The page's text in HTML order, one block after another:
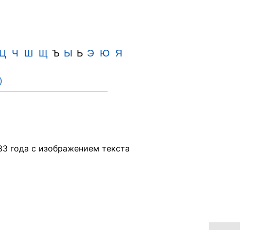
Ц Ч Ш Щ Ъ Ы Ь Э Ю Я